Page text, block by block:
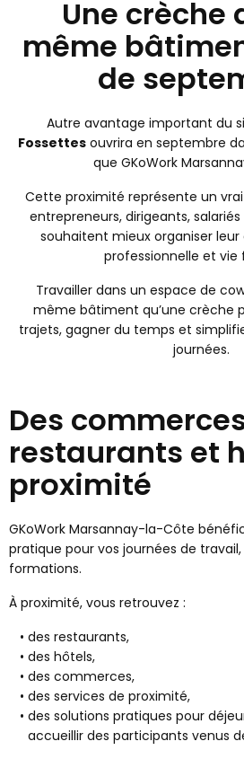
Une crèche
même
de
Autre avantage important du
Fossettes ouvrira en septembre
que GKoWork
Cette proximité représente un
entrepreneurs, dirigeants,
souhaitent mieux organiser
professionnelle et vie
Travailler dans un espace de
même bâtiment qu’une crèche
trajets, gagner du temps et
journées.
Des
restaurants et
proximité
GKoWork Marsannay-la-Côte
pratique pour vos journées de
formations.
À proximité, vous retrouvez :
des restaurants,
des hôtels,
des commerces,
des services de proximité,
des solutions pratiques pour
accueillir des participants venus